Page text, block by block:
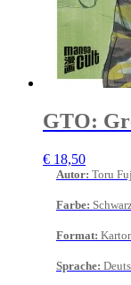
GTO:
€ 18,50
Autor: Toru
Farbe:
Format:
Sprache: